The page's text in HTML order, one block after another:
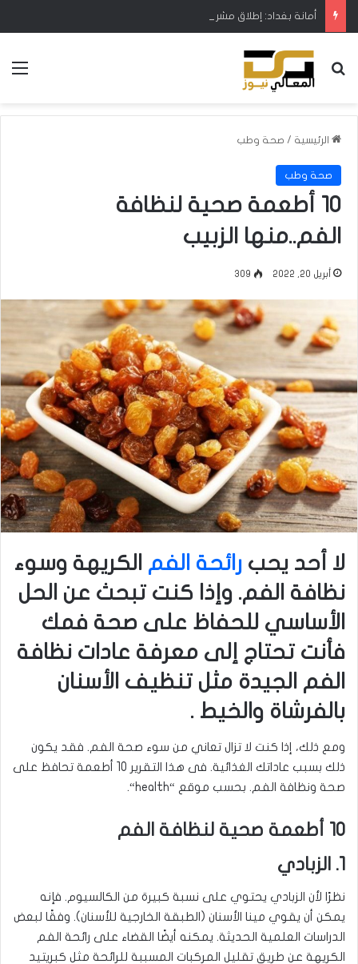
بحث عن
الرئيسية / صحة وطب
صحة وطب
10 أطعمة صحية لنظافة
الفم..منها الزبيب
أبريل 20, 2022 309
لا أحد يحب رائحة الفم الكريهة وسوء
نظافة الفم. وإذا كنت تبحث عن الحل
الأساسي للحفاظ على صحة فمك
فأنت تحتاج إلى معرفة عادات نظافة
الفم الجيدة مثل تنظيف الأسنان
بالفرشاة والخيط .
ومع ذلك، إذا كنت لا تزال تعاني من سوء صحة الفم. فقد يكون
ذلك بسبب عاداتك الغذائية. فى هذا التقرير 10 أطعمة تحافظ على
صحة ونظافة الفم. بحسب موقع “health
“.
10 أطعمة صحية لنظافة الفم
1. الزبادي
نظرًا لأن الزبادي يحتوي على نسبة كبيرة من الكالسيوم. فإنه
يمكن أن يقوي مينا الأسنان (الطبقة الخارجية للأسنان). وفقًا لبعض
الدراسات العلمية الحديثة. يمكنه أيضًا القضاء على رائحة الفم
الكريهة عن طريق تقليل المركبات المسببة للرائحة مثل كبريتيد